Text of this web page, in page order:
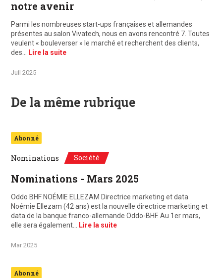
notre avenir
Parmi les nombreuses start-ups françaises et allemandes
présentes au salon Vivatech, nous en avons rencontré 7. Toutes
veulent « bouleverser » le marché et recherchent des clients,
des… Lire la suite
Juil 2025
De la même rubrique
Abonné
Nominations Société
Nominations - Mars 2025
Oddo BHF NOÉMIE ELLEZAM Directrice marketing et data
Noémie Ellezam (42 ans) est la nouvelle directrice marketing et
data de la banque franco-allemande Oddo-BHF. Au 1er mars,
elle sera également… Lire la suite
Mar 2025
Abonné